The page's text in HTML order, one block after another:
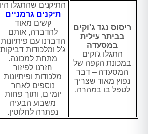
ריסוס נגד ג'וקים
בביתר עילית
במסעדה
התגלו ג'וקים
במכונת הקפה של
המסעדה – דבר
נפוץ מאוד שצריך
לטפל בו במהרה.
התיקנים שהתגלו היו
תיקנים גרמניים
קשים מאוד
להדברה, אותם
הדברנו עם פיתיונות
ג'ל ומלכודות דביקות
מתחת למכונה.
חזרנו לפיזור
מלכודות ופיתיונות
נוספים לאחר
יומיים, ותוך פחות
משבוע הבעיה
נפתרה לחלוטין.